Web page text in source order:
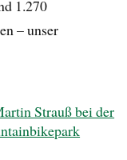
1.270
– unser